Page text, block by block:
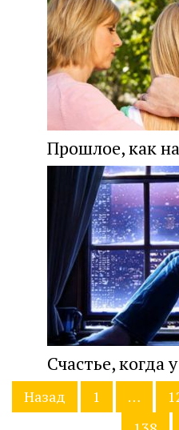
Прошлое, как
Счастье, когда
Навигация
поНазад 1 …